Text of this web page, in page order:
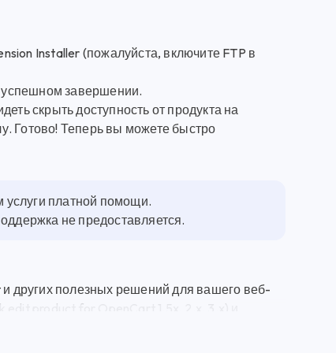
Installer (пожалуйста, включите FTP в
завершении.
скрыть доступность от продукта на
Готово! Теперь вы можете быстро
услуги платной помощи.
не предоставляется.
других полезных решений для вашего веб-
product for OpenCart 1.5x, 2.x, 3.x) и
по выгодным ценам. Быстро редактирование